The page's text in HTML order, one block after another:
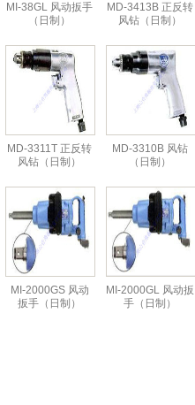
MI-38GL 风动扳手
（日制）
MD-3413B 正反转
风钻（日制）
MD-3311T 正反转
风钻（日制）
MD-3310B 风钻
（日制）
MI-2000GS 风动
扳手（日制）
MI-2000GL 风动扳
手（日制）